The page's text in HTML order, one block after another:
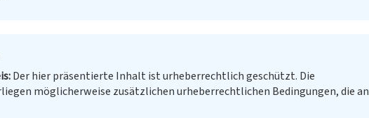
Der hier präsentierte Inhalt ist urheberrechtlich geschützt. Die
möglicherweise zusätzlichen urheberrechtlichen Bedingungen, die an